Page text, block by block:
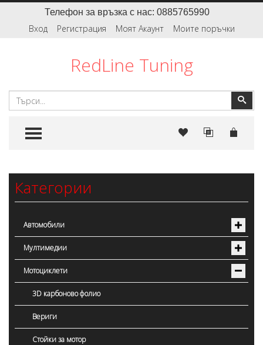
Телефон за връзка с нас: 0885765990
Вход Регистрация Моят Акаунт Моите поръчки
RedLine Tuning
TOGGLE MENU
Категории
Автомобили
Мултимедии
Мотоциклети
3D карбоново фолио
Вериги
Стойки за мотор